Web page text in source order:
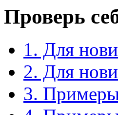
Проверь
1. Для
2. Для
3.